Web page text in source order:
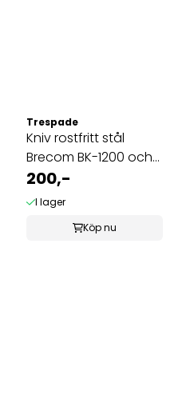
Trespade
Kniv rostfritt stål
Brecom BK-1200 och
Trespade ...
200,-
I lager
Köp nu